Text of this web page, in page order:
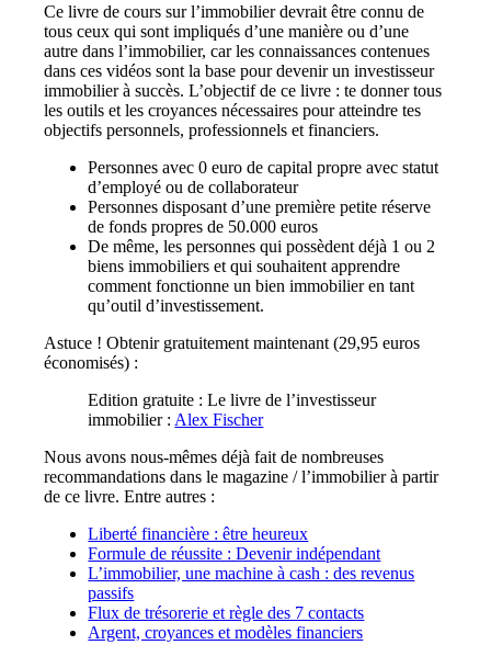
Ce livre de cours sur l’immobilier devrait être connu de
tous ceux qui sont impliqués d’une manière ou d’une
autre dans l’immobilier, car les connaissances contenues
dans ces vidéos sont la base pour devenir un investisseur
immobilier à succès. L’objectif de ce livre : te donner tous
les outils et les croyances nécessaires pour atteindre tes
objectifs personnels, professionnels et financiers.
Personnes avec 0 euro de capital propre avec statut
d’employé ou de collaborateur
Personnes disposant d’une première petite réserve
de fonds propres de 50.000 euros
De même, les personnes qui possèdent déjà 1 ou 2
biens immobiliers et qui souhaitent apprendre
comment fonctionne un bien immobilier en tant
qu’outil d’investissement.
Astuce ! Obtenir gratuitement maintenant (29,95 euros
économisés) :
Edition gratuite : Le livre de l’investisseur
immobilier : Alex Fischer
Nous avons nous-mêmes déjà fait de nombreuses
recommandations dans le magazine / l’immobilier à partir
de ce livre. Entre autres :
Liberté financière : être heureux
Formule de réussite : Devenir indépendant
L’immobilier, une machine à cash : des revenus
passifs
Flux de trésorerie et règle des 7 contacts
Argent, croyances et modèles financiers